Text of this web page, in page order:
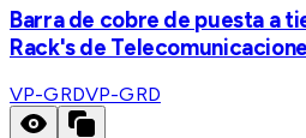
Barra de cobre de puesta a
Rack's de
VP-GRDVP-GRD